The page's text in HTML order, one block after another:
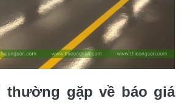
thường gặp về báo giá